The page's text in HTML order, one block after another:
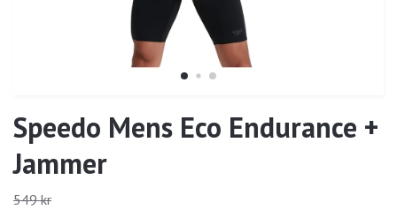
Speedo Mens Eco Endurance +
Jammer
549 kr